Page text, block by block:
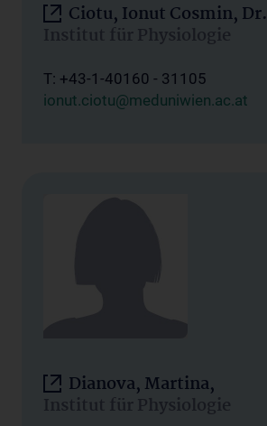
Ciotu, Ionut Cosmin, Dr.
Institut für Physiologie
T: +43-1-40160 - 31105
ionut.ciotu@meduniwien.ac.at
Dianova, Martina,
Institut für Physiologie